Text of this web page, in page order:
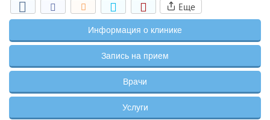
Еще
Информация о клинике
Запись на прием
Врачи
Услуги